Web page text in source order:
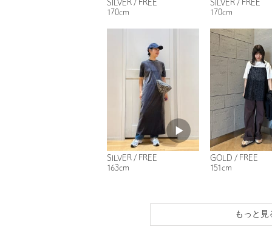
SILVER / FREE
170cm
SILVER / FREE
170cm
SILVER / FREE
163cm
GOLD / FREE
151cm
もっと見